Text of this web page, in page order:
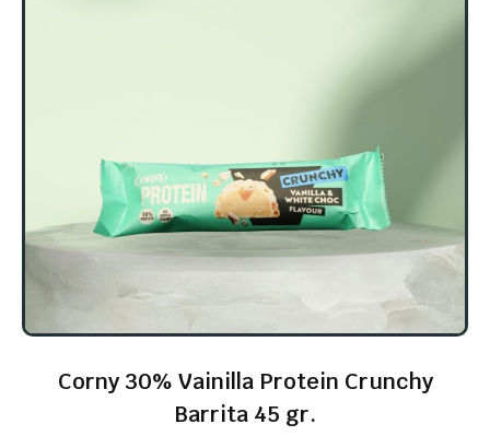
Corny 30% Vainilla Protein Crunchy
Barrita 45 gr.